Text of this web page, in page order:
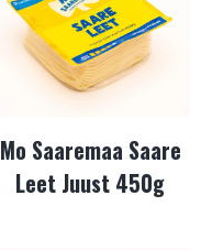
Mo Saaremaa Saare
Leet Juust 450g